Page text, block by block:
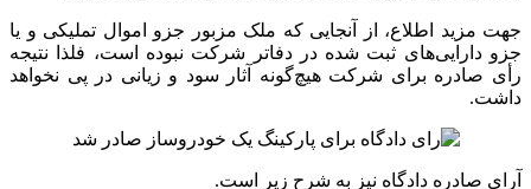
جهت مزید اطلاع، از آنجایی که ملک مزبور جزو اموال تملیکی و یا
جزو دارایی‌های ثبت شده در دفاتر شرکت نبوده است، فلذا نتیجه
رأی صادره برای شرکت هیچ‌گونه آثار سود و زیانی در پی نخواهد
داشت.
آرای صادره دادگاه نیز به شرح زیر است.